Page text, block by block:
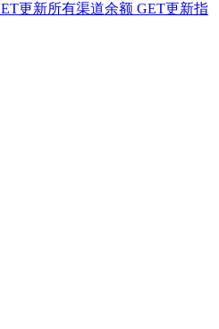
更新所有渠道余额 GET更新指